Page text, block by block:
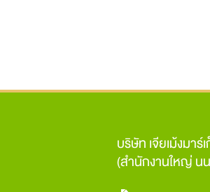
บริษัท เจียเม้งมา
(สำนักงานใหญ่ น